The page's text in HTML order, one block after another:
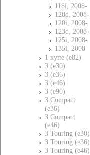
118i, 2008-
120d, 2008-
120i, 2008-
123d, 2008-
125i, 2008-
135i, 2008-
1 купе (e82)
3 (e30)
3 (e36)
3 (e46)
3 (e90)
3 Compact
(e36)
3 Compact
(e46)
3 Touring (e30)
3 Touring (e36)
3 Touring (e46)